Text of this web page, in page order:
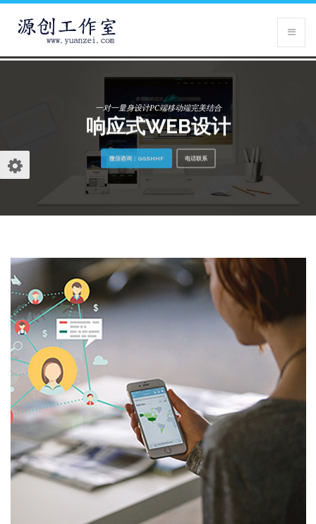
一对一量身设计PC端移动端完美结合
响应式WEB设计
微信咨询：GGSHHF 电话联系